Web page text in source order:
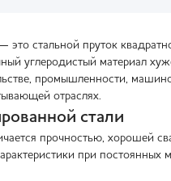
это стальной пруток
углеродистый материал
промышленности,
отраслях.
стали
прочностью, хорошей
при